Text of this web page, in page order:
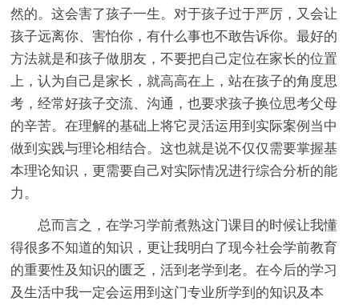
然的。这会害了孩子一生。对于孩子过于严厉，又会让
孩子远离你、害怕你，有什么事也不敢告诉你。最好的
方法就是和孩子做朋友，不要把自己定位在家长的位置
上，认为自己是家长，就高高在上，站在孩子的角度思
考，经常好孩子交流、沟通，也要求孩子换位思考父母
的辛苦。在理解的基础上将它灵活运用到实际案例当中
做到实践与理论相结合。这也就是说不仅仅需要掌握基
本理论知识，更需要自己对实际情况进行综合分析的能
力。
总而言之，在学习学前煮熟这门课目的时候让我懂
得很多不知道的知识，更让我明白了现今社会学前教育
的重要性及知识的匮乏，活到老学到老。在今后的学习
及生活中我一定会运用到这门专业所学到的知识及本